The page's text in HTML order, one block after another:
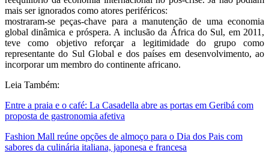
mais ser ignorados como atores periféricos:
mostraram-se peças-chave para a manutenção de uma economia
global dinâmica e próspera. A inclusão da África do Sul, em 2011,
teve como objetivo reforçar a legitimidade do grupo como
representante do Sul Global e dos países em desenvolvimento, ao
incorporar um membro do continente africano.
Leia Também:
Entre a praia e o café: La Casadella abre as portas em Geribá com
proposta de gastronomia afetiva
Fashion Mall reúne opções de almoço para o Dia dos Pais com
sabores da culinária italiana, japonesa e francesa